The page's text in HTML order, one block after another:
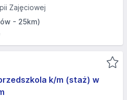
Zajęciowej
- 25km)
k/m (staż) w